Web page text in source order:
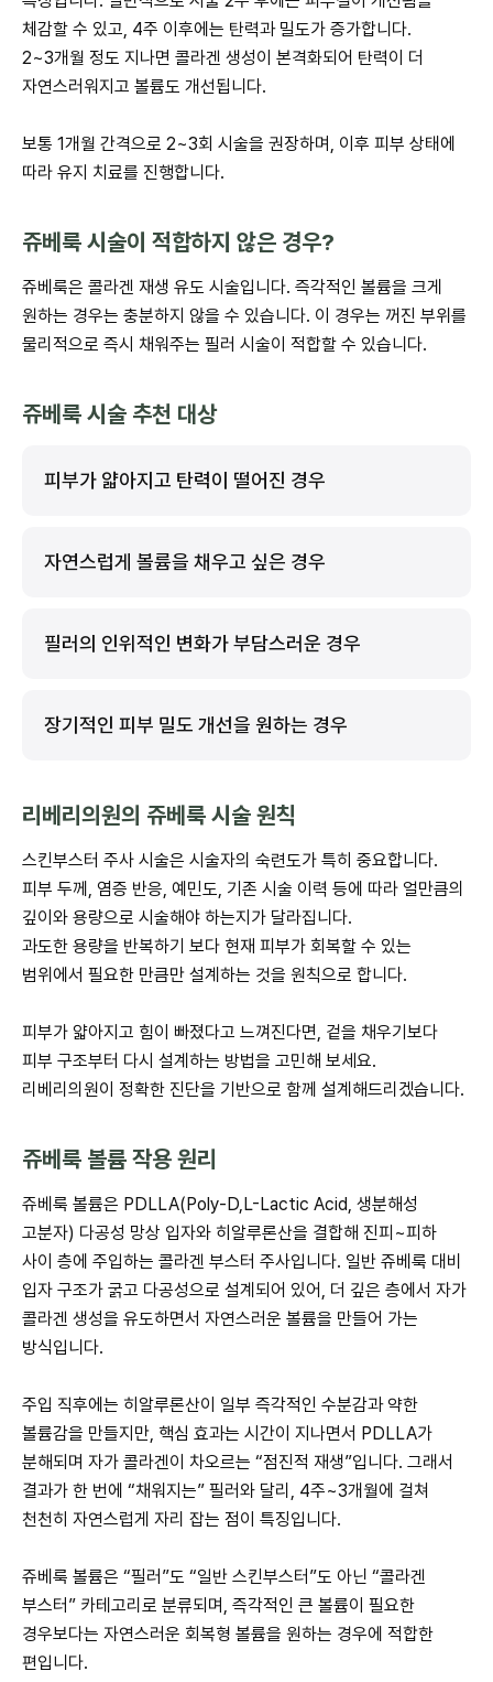
체감할 수 있고, 4주 이후에는 탄력과 밀도가 증가합니다.
2~3개월 정도 지나면 콜라겐 생성이 본격화되어 탄력이 더
자연스러워지고 볼륨도 개선됩니다.
보통 1개월 간격으로 2~3회 시술을 권장하며, 이후 피부 상태에
따라 유지 치료를 진행합니다.
쥬베룩 시술이 적합하지 않은 경우?
쥬베룩은 콜라겐 재생 유도 시술입니다. 즉각적인 볼륨을 크게
원하는 경우는 충분하지 않을 수 있습니다. 이 경우는 꺼진 부위를
물리적으로 즉시 채워주는 필러 시술이 적합할 수 있습니다.
쥬베룩 시술 추천 대상
피부가 얇아지고 탄력이 떨어진 경우
자연스럽게 볼륨을 채우고 싶은 경우
필러의 인위적인 변화가 부담스러운 경우
장기적인 피부 밀도 개선을 원하는 경우
리베리의원의 쥬베룩 시술 원칙
스킨부스터 주사 시술은 시술자의 숙련도가 특히 중요합니다.
피부 두께, 염증 반응, 예민도, 기존 시술 이력 등에 따라 얼만큼의
깊이와 용량으로 시술해야 하는지가 달라집니다.
과도한 용량을 반복하기 보다 현재 피부가 회복할 수 있는
범위에서 필요한 만큼만 설계하는 것을 원칙으로 합니다.
피부가 얇아지고 힘이 빠졌다고 느껴진다면, 겉을 채우기보다
피부 구조부터 다시 설계하는 방법을 고민해 보세요.
리베리의원이 정확한 진단을 기반으로 함께 설계해드리겠습니다.
쥬베룩 볼륨 작용 원리
쥬베룩 볼륨은 PDLLA(Poly-D,L-Lactic Acid, 생분해성
고분자) 다공성 망상 입자와 히알루론산을 결합해 진피~피하
사이 층에 주입하는 콜라겐 부스터 주사입니다. 일반 쥬베룩 대비
입자 구조가 굵고 다공성으로 설계되어 있어, 더 깊은 층에서 자가
콜라겐 생성을 유도하면서 자연스러운 볼륨을 만들어 가는
방식입니다.
주입 직후에는 히알루론산이 일부 즉각적인 수분감과 약한
볼륨감을 만들지만, 핵심 효과는 시간이 지나면서 PDLLA가
분해되며 자가 콜라겐이 차오르는 “점진적 재생”입니다. 그래서
결과가 한 번에 “채워지는” 필러와 달리, 4주~3개월에 걸쳐
천천히 자연스럽게 자리 잡는 점이 특징입니다.
쥬베룩 볼륨은 “필러”도 “일반 스킨부스터”도 아닌 “콜라겐
부스터” 카테고리로 분류되며, 즉각적인 큰 볼륨이 필요한
경우보다는 자연스러운 회복형 볼륨을 원하는 경우에 적합한
편입니다.